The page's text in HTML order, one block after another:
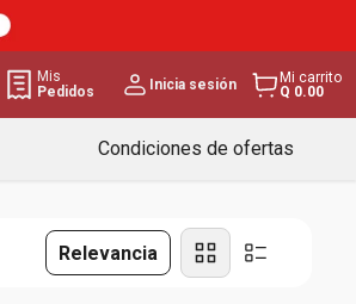
Mis
Pedidos
Inicia sesión
Mi carrito
Q 0.00
Condiciones de ofertas
Relevancia